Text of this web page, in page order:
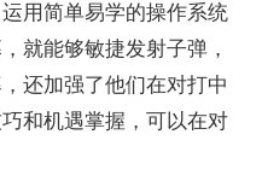
用简单易学的操作系统
就能够敏捷发射子弹，
还加强了他们在对打中
和机遇掌握，可以在对